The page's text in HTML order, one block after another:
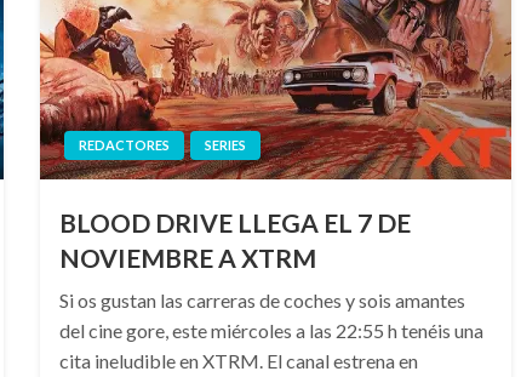
REDACTORES SERIES
BLOOD DRIVE LLEGA EL 7 DE
NOVIEMBRE A XTRM
Si os gustan las carreras de coches y sois amantes
del cine gore, este miércoles a las 22:55 h tenéis una
cita ineludible en XTRM. El canal estrena en